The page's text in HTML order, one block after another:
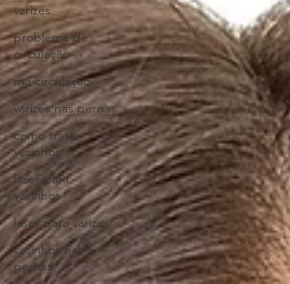
varizes
problema de
circulação
má circulação
varizes nas pernas
como tratar
vasinhos
laser para
vasinhos
laser para varizes
vasinhos nas
pernas